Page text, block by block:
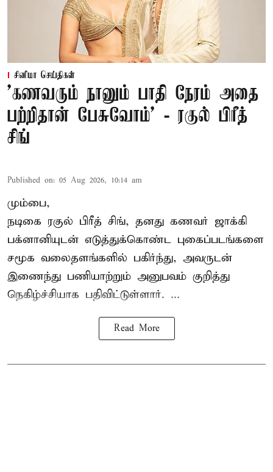
சினிமா செய்திகள்
’கணவரும் நானும் பாதி நேரம் அதை
பற்றிதான் பேசுவோம்’ - ரகுல் பிரீத்
சிங்
Published on: 05 Aug 2026, 10:14 am
மும்பை,
நடிகை ரகுல் பிரீத் சிங், தனது கணவர் ஜாக்கி
பக்னானியுடன் எடுத்துக்கொண்ட புகைப்படங்களை
சமூக வலைதளங்களில் பகிர்ந்து, அவருடன்
இணைந்து பணியாற்றும் அனுபவம் குறித்து
நெகிழ்ச்சியாக பதிவிட்டுள்ளார். ...
Read More